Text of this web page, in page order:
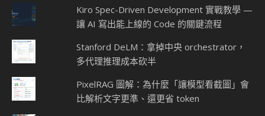
Kiro Spec-Driven Development 實戰教學 —
讓 AI 寫出能上線的 Code 的關鍵流程
Stanford DeLM：拿掉中央 orchestrator，
多代理推理成本砍半
PixelRAG 圖解：為什麼「讓模型看截圖」會
比解析文字更準、還更省 token